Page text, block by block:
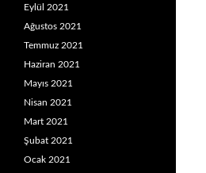
Eylül 2021
Ağustos 2021
Temmuz 2021
Haziran 2021
Mayıs 2021
Nisan 2021
Mart 2021
Şubat 2021
Ocak 2021